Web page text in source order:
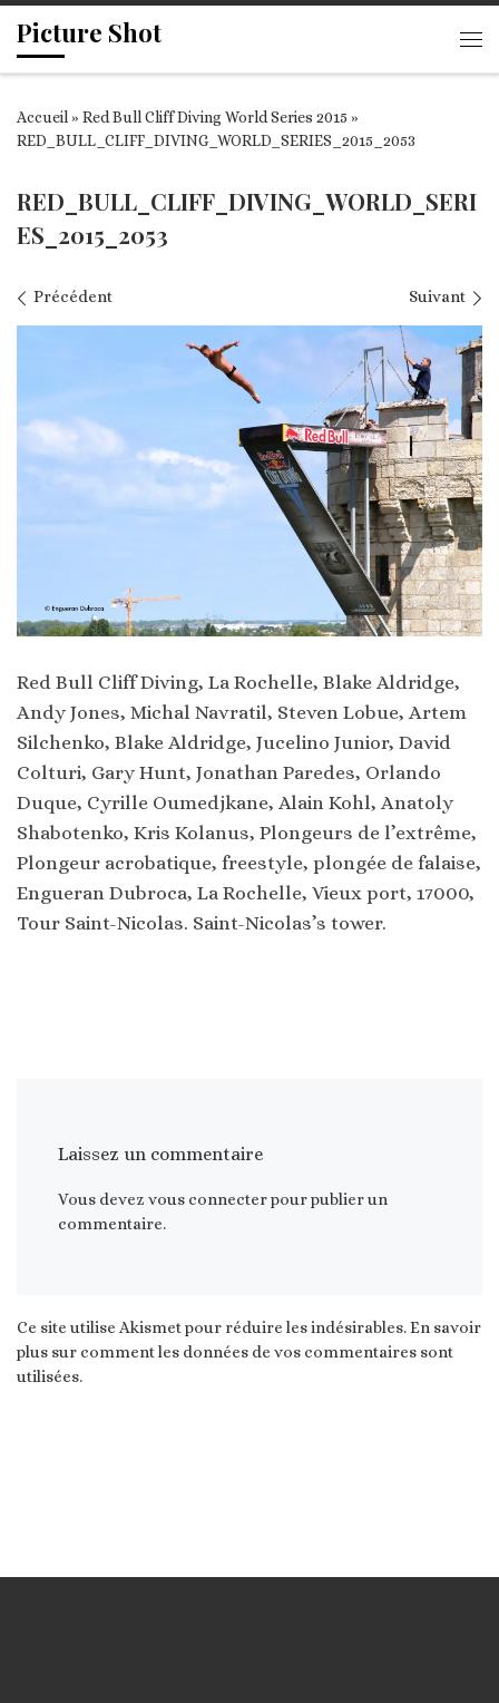
Passer au contenu
Picture Shot
Accueil» Red Bull Cliff Diving World Series 2015 »
RED_BULL_CLIFF_DIVING_WORLD_SERIES_2015_2053
RED_BULL_CLIFF_DIVING_WORLD_SERI
ES_2015_2053
Navigation des images
Précédent Suivant
Red Bull Cliff Diving, La Rochelle, Blake Aldridge,
Andy Jones, Michal Navratil, Steven Lobue, Artem
Silchenko, Blake Aldridge, Jucelino Junior, David
Colturi, Gary Hunt, Jonathan Paredes, Orlando
Duque, Cyrille Oumedjkane, Alain Kohl, Anatoly
Shabotenko, Kris Kolanus, Plongeurs de l’extrême,
Plongeur acrobatique, freestyle, plongée de falaise,
Engueran Dubroca, La Rochelle, Vieux port, 17000,
Tour Saint-Nicolas. Saint-Nicolas’s tower.
Laissez un commentaire
Vous devez vous connecterpour publier un
commentaire.
Ce site utilise Akismet pour réduire les indésirables.En savoir
plus sur comment les données de vos commentaires sont
utilisées.